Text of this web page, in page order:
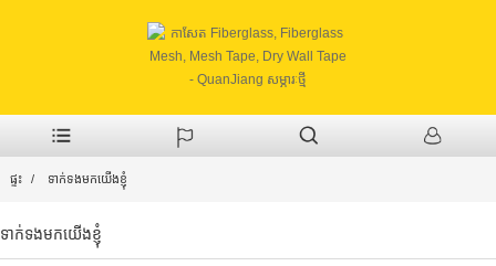
ផ្ទះ ទាក់ទងមកយើងខ្ញុំ
ទាក់ទងមកយើងខ្ញុំ